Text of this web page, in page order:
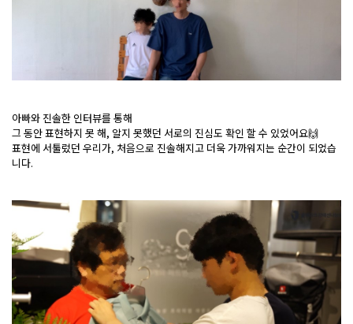
아빠와 진솔한 인터뷰를 통해
그 동안 표현하지 못 해, 알지 못했던 서로의 진심도 확인 할 수 있었어요🙌
표현에 서툴렀던 우리가, 처음으로 진솔해지고 더욱 가까워지는 순간이 되었습
니다.